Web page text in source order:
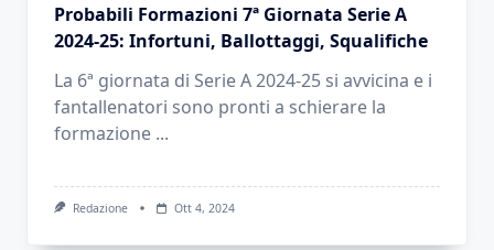
Probabili Formazioni 7ª Giornata Serie A
2024-25: Infortuni, Ballottaggi, Squalifiche
La 6ª giornata di Serie A 2024-25 si avvicina e i
fantallenatori sono pronti a schierare la
formazione ...
Redazione Ott 4, 2024